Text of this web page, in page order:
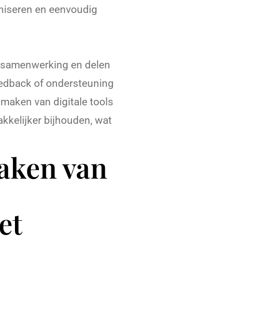
en eenvoudig
en delen
of ondersteuning
van digitale tools
bijhouden, wat
van